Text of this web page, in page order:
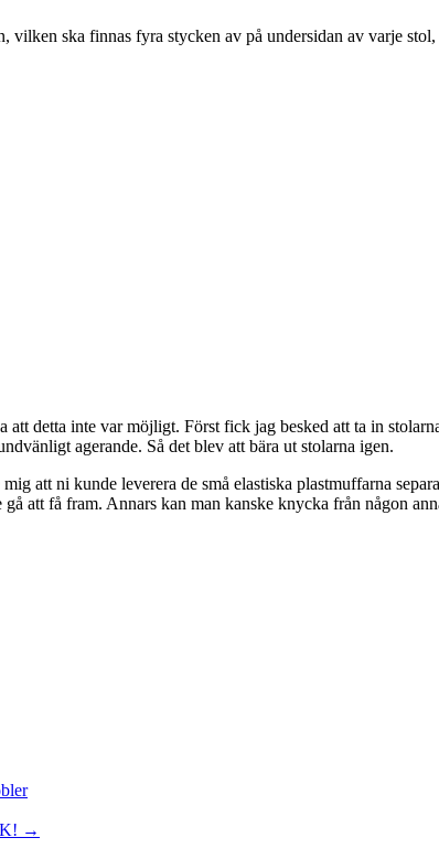
ska finnas fyra stycken av på undersidan av varje
detta inte var möjligt. Först fick jag besked att ta in
agerande. Så det blev att bära ut stolarna igen.
att ni kunde leverera de små elastiska plastmuffarna
att få fram. Annars kan man kanske knycka från någon
→